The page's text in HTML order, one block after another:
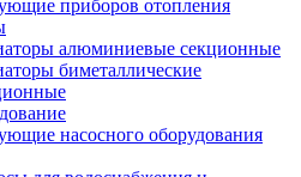
приборов отопления
алюминиевые секционные
биметаллические
насосного оборудования